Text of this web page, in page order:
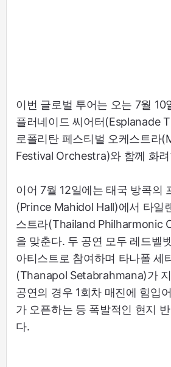
이번 글로벌 투어는 오는 7월 10
플러네이드 씨어터(Esplanade
로폴리탄 페스티벌 오케스트라
Festival Orchestra)와 함께 화
이어 7월 12일에는 태국 방콕의
(Prince Mahidol Hall)에서 타일
스트라(Thailand Philharmonic
을 맞춘다. 두 공연 모두 레드벨
아티스트로 참여하며 타나폴 세
(Thanapol Setabrahmana)가
공연의 경우 1회차 매진에 힘입
가 오픈하는 등 폭발적인 현지
다.